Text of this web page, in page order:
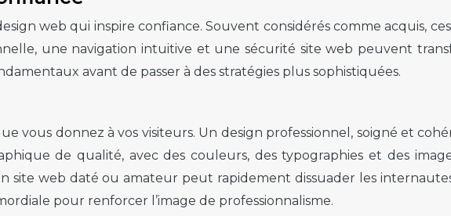
web qui inspire confiance. Souvent considérés comme acquis,
une navigation intuitive et une sécurité site web peuvent
avant de passer à des stratégies plus sophistiquées.
vous donnez à vos visiteurs. Un design professionnel, soigné et
de qualité, avec des couleurs, des typographies et des
site web daté ou amateur peut rapidement dissuader les
pour renforcer l’image de professionnalisme.